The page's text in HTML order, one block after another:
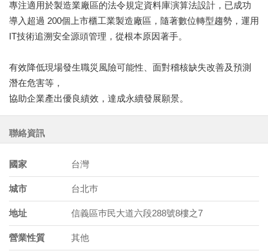
專注適用於製造業廠區的法令規定資料庫演算法設計，已成功
導入超過 200個上市櫃工業製造廠區，隨著數位轉型趨勢，運用
IT技術追溯安全源頭管理，從根本原因著手。
有效降低現場發生職災風險可能性、面對稽核缺失改善及預測
潛在危害等，
協助企業產出優良績效，達成永續發展願景。
聯絡資訊
國家 台灣
城市 台北巿
地址 信義區巿民大道六段288號8樓之7
營業性質 其他